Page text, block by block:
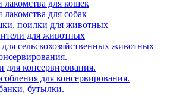
лакомства для кошек
для собак
поилки для животных
для животных
сельскохозяйственных животных
консервирования.
для консервирования.
бутылки.